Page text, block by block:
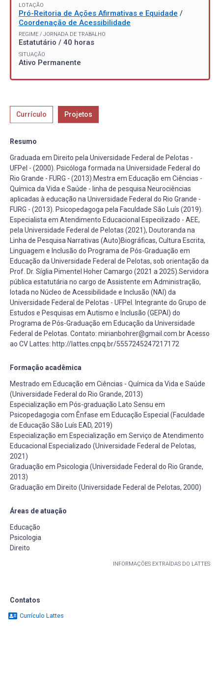
LOTAÇÃO
Pró-Reitoria de Ações Afirmativas e Equidade /
Coordenação de Acessibilidade
REGIME / JORNADA DE TRABALHO
Estatutário / 40 horas
SITUAÇÃO
Ativo Permanente
Currículo Projetos
Resumo
Graduada em Direito pela Universidade Federal de Pelotas -
UFPel - (2000). Psicóloga formada na Universidade Federal do
Rio Grande - FURG - (2013).Mestra em Educação em Ciências -
Química da Vida e Saúde - linha de pesquisa Neurociências
aplicadas à educação na Universidade Federal do Rio Grande -
FURG - (2013). Psicopedagoga pela Faculdade São Luís (2019).
Especialista em Atendimento Educacional Especilizado - AEE,
pela Universidade Federal de Pelotas (2021), Doutoranda na
Linha de Pesquisa Narrativas (Auto)Biográficas, Cultura Escrita,
Linguagem e Inclusão do Programa de Pós-Graduação em
Educação da Universidade Federal de Pelotas, sob orientação da
Prof. Dr. Síglia Pimentel Hoher Camargo (2021 a 2025).Servidora
pública estatutária no cargo de Assistente em Administração,
lotada no Núcleo de Acessibilidade e Inclusão (NAI) da
Universidade Federal de Pelotas - UFPel. Integrante do Grupo de
Estudos e Pesquisas em Autismo e Inclusão (GEPAI) do
Programa de Pós-Graduação em Educação da Universidade
Federal de Pelotas. Contato: mirianbohrer@gmail.com.br Acesso
ao CV Lattes: http://lattes.cnpq.br/5557245247217172
Formação acadêmica
Mestrado em Educação em Ciências - Química da Vida e Saúde
(Universidade Federal do Rio Grande, 2013)
Especialização em Pós-graduação Lato Sensu em
Psicopedagogia com Ênfase em Educação Especial (Faculdade
de Educação São Luís EAD, 2019)
Especialização em Especialização em Serviço de Atendimento
Educacional Especializado (Universidade Federal de Pelotas,
2021)
Graduação em Psicologia (Universidade Federal do Rio Grande,
2013)
Graduação em Direito (Universidade Federal de Pelotas, 2000)
Áreas de atuação
Educação
Psicologia
Direito
INFORMAÇÕES EXTRAÍDAS DO LATTES
Contatos
Currículo Lattes